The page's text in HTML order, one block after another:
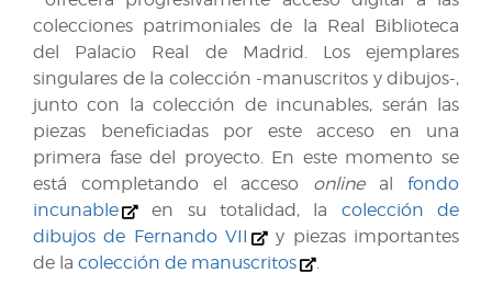
colecciones patrimoniales de la Real Biblioteca
del Palacio Real de Madrid. Los ejemplares
singulares de la colección -manuscritos y dibujos-,
junto con la colección de incunables, serán las
piezas beneficiadas por este acceso en una
primera fase del proyecto. En este momento se
está completando el acceso onlinealfondo
incunable
en su totalidad, la colección de
dibujos de Fernando VII
y piezas importantes
de la colección de manuscritos .